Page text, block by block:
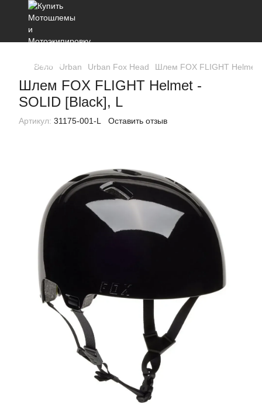
Вело Urban Urban Fox Head Шлем FOX FLIGHT Helmet
Шлем FOX FLIGHT Helmet -
SOLID [Black], L
Артикул: 31175-001-L Оставить отзыв